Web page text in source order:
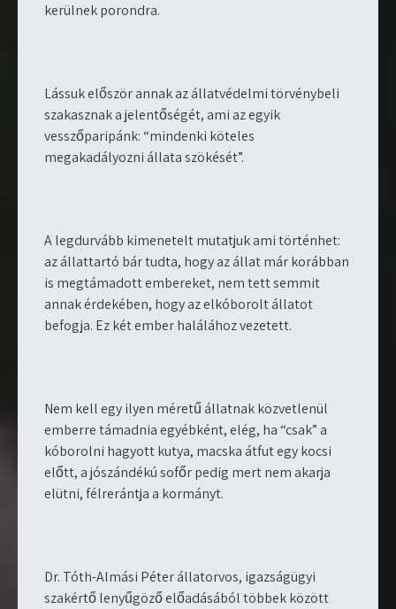
kerülnek porondra.
Lássuk először annak az állatvédelmi törvénybeli
szakasznak a jelentőségét, ami az egyik
vesszőparipánk: “mindenki köteles
megakadályozni állata szökését”.
A legdurvább kimenetelt mutatjuk ami történhet:
az állattartó bár tudta, hogy az állat már korábban
is megtámadott embereket, nem tett semmit
annak érdekében, hogy az elkóborolt állatot
befogja. Ez két ember halálához vezetett.
Nem kell egy ilyen méretű állatnak közvetlenül
emberre támadnia egyébként, elég, ha “csak” a
kóborolni hagyott kutya, macska átfut egy kocsi
előtt, a jószándékú sofőr pedig mert nem akarja
elütni, félrerántja a kormányt.
Dr. Tóth-Almási Péter állatorvos, igazságügyi
szakértő lenyűgöző előadásából többek között